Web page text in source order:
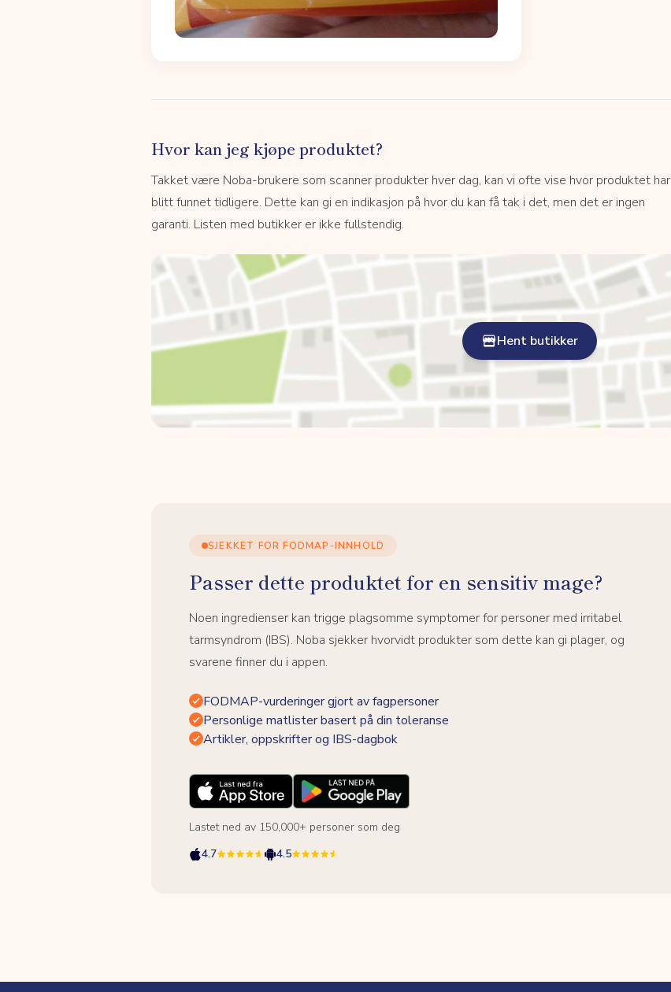
Hvor kan jeg kjøpe produktet?
Takket være Noba-brukere som scanner produkter hver dag, kan vi ofte vise hvor produktet har
blitt funnet tidligere. Dette kan gi en indikasjon på hvor du kan få tak i det, men det er ingen
garanti. Listen med butikker er ikke fullstendig.
Hent butikker
SJEKKET FOR FODMAP-INNHOLD
Passer dette produktet for en sensitiv mage?
Noen ingredienser kan trigge plagsomme symptomer for personer med irritabel
tarmsyndrom (IBS). Noba sjekker hvorvidt produkter som dette kan gi plager, og
svarene finner du i appen.
FODMAP-vurderinger gjort av fagpersoner
Personlige matlister basert på din toleranse
Artikler, oppskrifter og IBS-dagbok
Lastet ned av 150,000+ personer som deg
4.7
4.5